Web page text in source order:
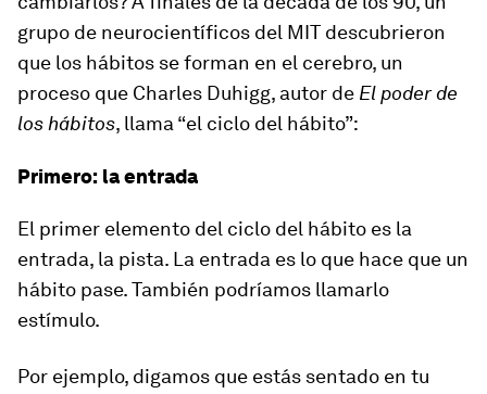
grupo de neurocientíficos del MIT descubrieron
que los hábitos se forman en el cerebro, un
proceso que Charles Duhigg, autor de El poder de
los hábitos, llama “el ciclo del hábito”:
Primero: la entrada
El primer elemento del ciclo del hábito es la
entrada, la pista. La entrada es lo que hace que un
hábito pase. También podríamos llamarlo
estímulo.
Por ejemplo, digamos que estás sentado en tu